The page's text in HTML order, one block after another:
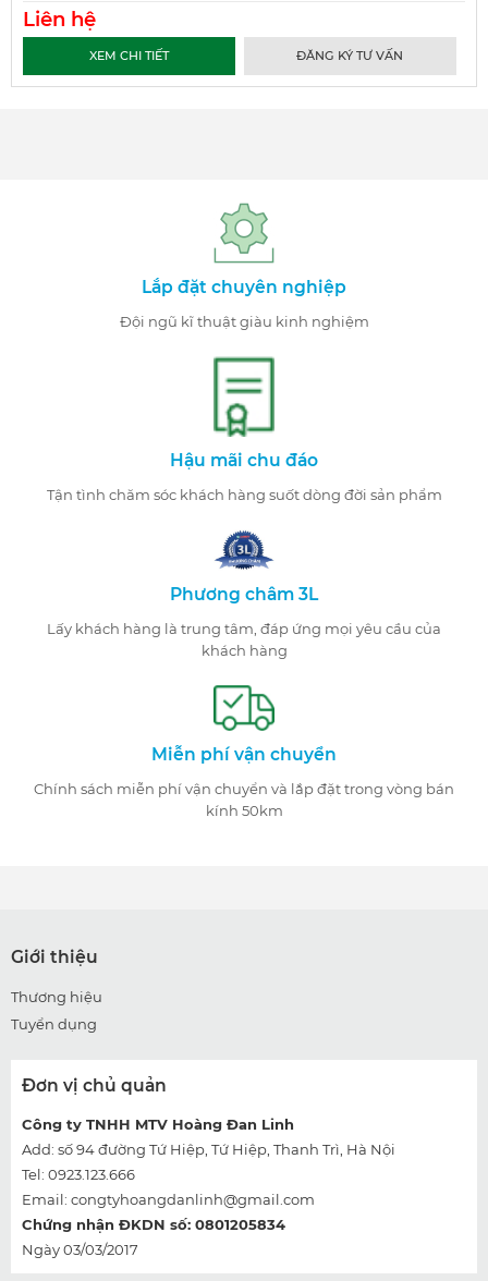
Liên hệ
XEM CHI TIẾT ĐĂNG KÝ TƯ VẤN
Lắp đặt chuyên nghiệp
Đội ngũ kĩ thuật giàu kinh nghiệm
Hậu mãi chu đáo
Tận tình chăm sóc khách hàng suốt dòng đời sản phẩm
Phương châm 3L
Lấy khách hàng là trung tâm, đáp ứng mọi yêu cầu của
khách hàng
Miễn phí vận chuyển
Chính sách miễn phí vận chuyển và lắp đặt trong vòng bán
kính 50km
Giới thiệu
Thương hiệu
Tuyển dụng
Đơn vị chủ quản
Công ty TNHH MTV Hoàng Đan Linh
Add: số 94 đường Tứ Hiệp, Tứ Hiệp, Thanh Trì, Hà Nội
Tel: 0923.123.666
Email: congtyhoangdanlinh@gmail.com
Chứng nhận ĐKDN số: 0801205834
Ngày 03/03/2017